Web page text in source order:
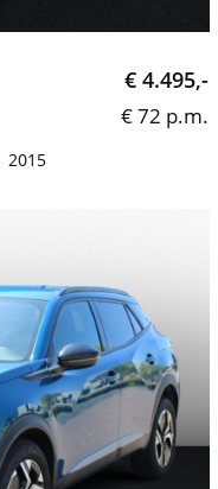
€ 4.495,-
€ 72 p.m.
2015